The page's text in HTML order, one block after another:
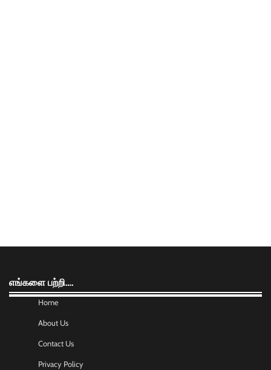
எங்களை பற்றி….
Home
About Us
Contact Us
Privacy Policy